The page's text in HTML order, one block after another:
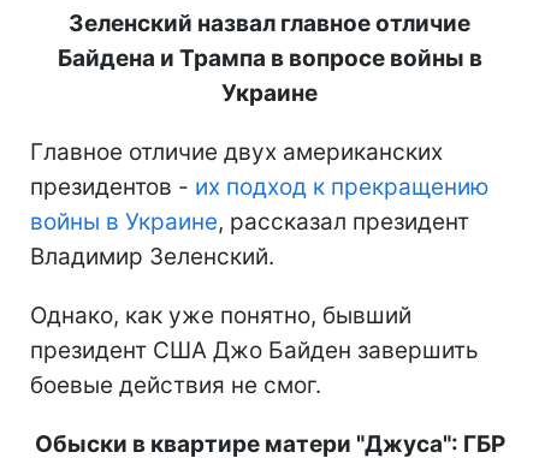
Зеленский назвал главное отличие
Байдена и Трампа в вопросе войны в
Украине
Главное отличие двух американских
президентов - их подход к прекращению
войны в Украине, рассказал президент
Владимир Зеленский.
Однако, как уже понятно, бывший
президент США Джо Байден завершить
боевые действия не смог.
Обыски в квартире матери "Джуса": ГБР